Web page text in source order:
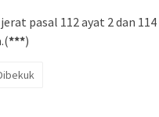
pasal 112 ayat 2 dan 114
***)